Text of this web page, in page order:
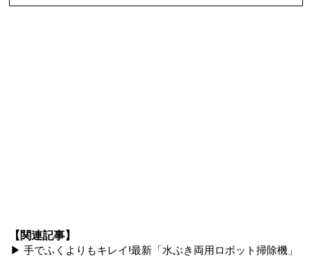
【関連記事】
▶ 手でふくよりもキレイ!最新「水ぶき両用ロボット掃除機」